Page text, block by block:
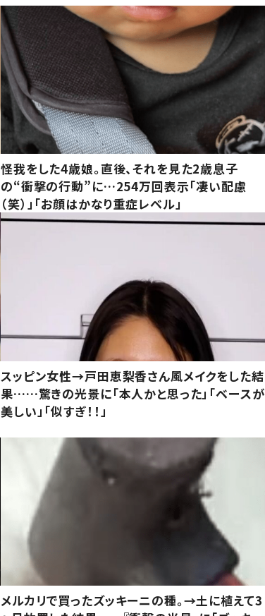
怪我をした4歳娘。直後、それを見た2歳息子
の“衝撃の行動”に…254万回表示「凄い配慮
（笑）」「お顔はかなり重症レベル」
スッピン女性→戸田恵梨香さん風メイクをした結
果……驚きの光景に「本人かと思った」「ベースが
美しい」「似すぎ！！」
メルカリで買ったズッキーニの種。→土に植えて3